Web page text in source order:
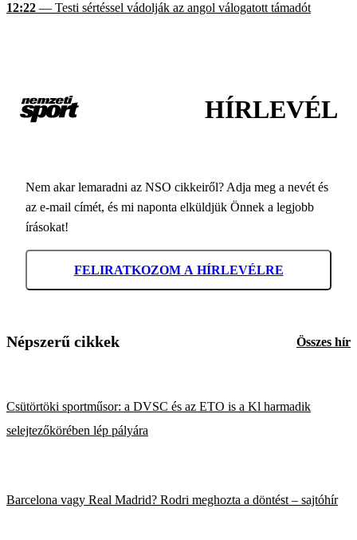
12:22 — Testi sértéssel vádolják az angol válogatott támadót
HÍRLEVÉL
Nem akar lemaradni az NSO cikkeiről? Adja meg a nevét és
az e-mail címét, és mi naponta elküldjük Önnek a legjobb
írásokat!
FELIRATKOZOM A HÍRLEVÉLRE
Népszerű cikkek Összes hír
Csütörtöki sportműsor: a DVSC és az ETO is a Kl harmadik
selejtezőkörében lép pályára
Barcelona vagy Real Madrid? Rodri meghozta a döntést – sajtóhír